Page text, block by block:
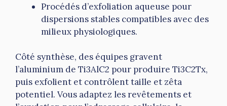
Procédés d’exfoliation aqueuse pour
dispersions stables compatibles avec des
milieux physiologiques.
Côté synthèse, des équipes gravent
l’aluminium de Ti3AlC2 pour produire Ti3C2Tx,
puis exfolient et contrôlent taille et zêta
potentiel. Vous adaptez les revêtements et